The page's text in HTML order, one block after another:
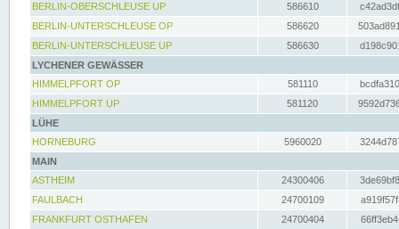
BERLIN-OBERSCHLEUSE UP
586610
BERLIN-UNTERSCHLEUSE OP
586620
BERLIN-UNTERSCHLEUSE UP
586630
LYCHENER GEWÄSSER
HIMMELPFORT OP
581110
HIMMELPFORT UP
581120
LÜHE
HORNEBURG
5960020
MAIN
ASTHEIM
24300406
FAULBACH
24700109
FRANKFURT OSTHAFEN
24700404